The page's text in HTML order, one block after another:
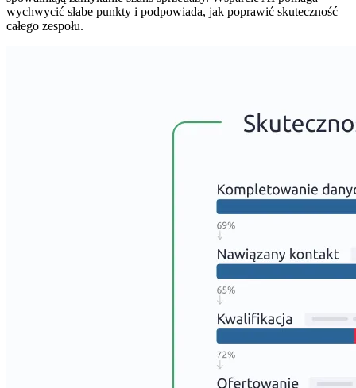
wychwycić słabe punkty i podpowiada, jak poprawić skuteczność
całego zespołu.